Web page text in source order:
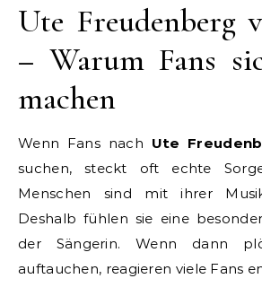
Ute Freudenberg
– Warum Fans
machen
Wenn Fans nach Ute
suchen, steckt oft echte
Menschen sind mit ihrer
Deshalb fühlen sie eine
der Sängerin. Wenn dann
auftauchen, reagieren viele Fans